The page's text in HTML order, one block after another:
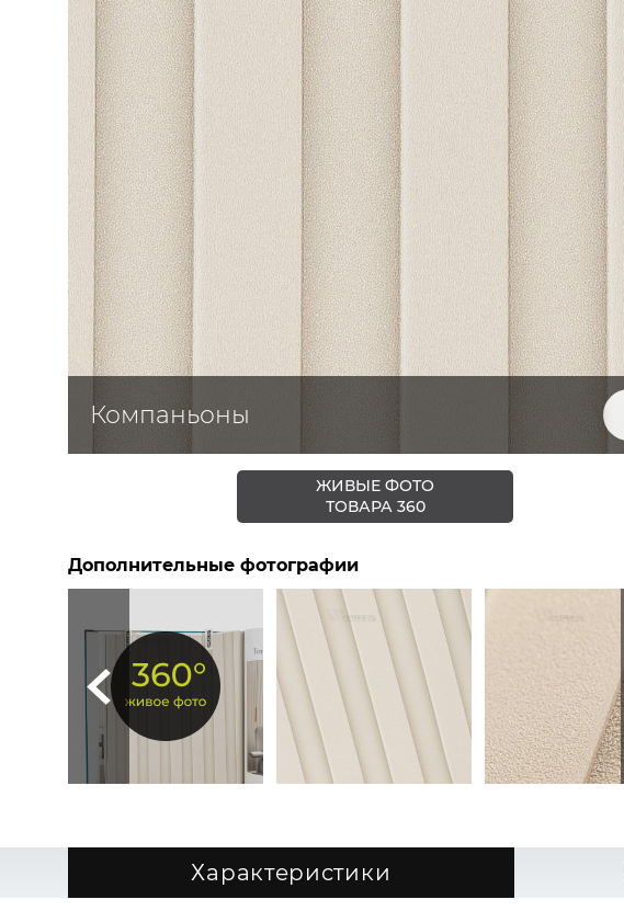
ЦВЕТА
Компаньоны
ЖИВЫЕ ФОТО
ТОВАРА 360
Дополнительные фотографии
Характеристики